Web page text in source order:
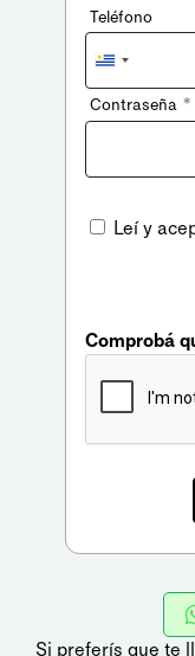
Teléfono
Uruguay
+598
Contraseña *
Leí y
Comprobá
Si preferís que te